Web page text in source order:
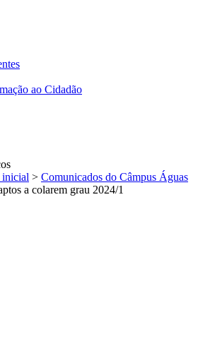
ao Cidadão
inicial > Comunicados do Câmpus Águas
a colarem grau 2024/1